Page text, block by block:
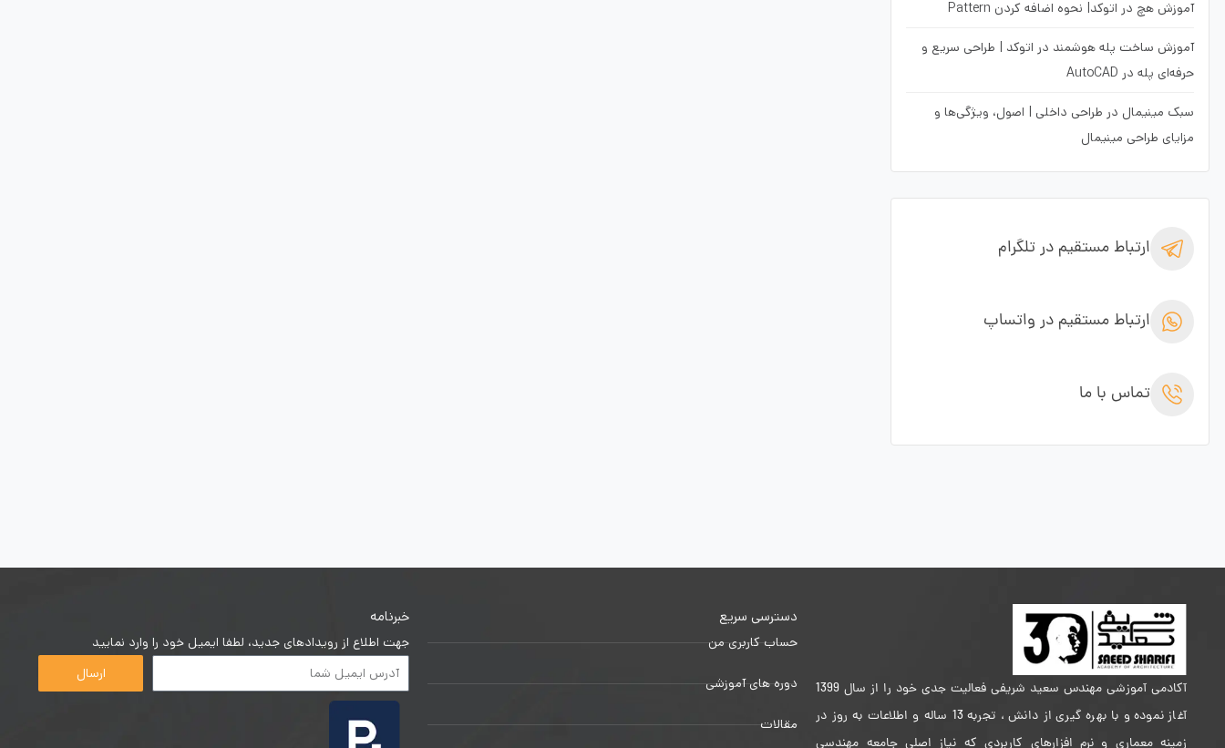
آموزش هچ در اتوکد| نحوه اضافه کردن Pattern
آموزش ساخت پله هوشمند در اتوکد | طراحی سریع و
حرفه‌ای پله در AutoCAD
سبک مینیمال در طراحی داخلی | اصول، ویژگی‌ها و
مزایای طراحی مینیمال
ارتباط مستقیم در تلگرام
ارتباط مستقیم در واتساپ
تماس با ما
آکادمی آموزشی مهندس سعید شریفی فعالیت جدی خود را از سال 1399
آغاز نموده و با بهره گیری از دانش ، تجربه 13 ساله و اطلاعات به روز در
زمینه معماری و نرم افزارهای کاربردی که نیاز اصلی جامعه مهندسی
دسترسی سریع
حساب کاربری من
دوره های آموزشی
مقالات
خبرنامه
جهت اطلاع از رویدادهای جدید، لطفا ایمیل خود را وارد نمایید
ارسال